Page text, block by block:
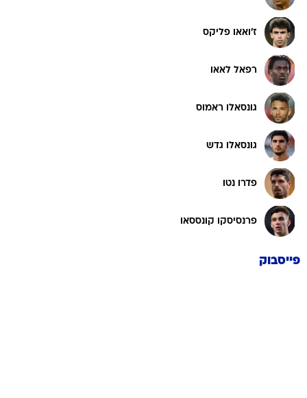
ז'ואאו פליקס
רפאל לאאו
גונסאלו ראמוס
גונסאלו גדש
פדרו נטו
פרנסיסקו קונססאו
פייסבוק